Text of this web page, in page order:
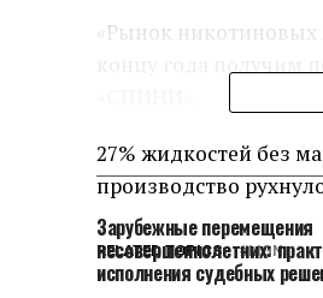
«Рынок никотиновых
27% жидкостей без
производство
RELATED TOPICS: LIGN
Зарубежные перемещения
несовершеннолетних:
исполнения судебных